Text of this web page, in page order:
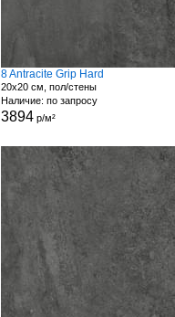
8 Antracite Grip Hard
20x20 см, пол/стены
Наличие: по запросу
3894 р/м²